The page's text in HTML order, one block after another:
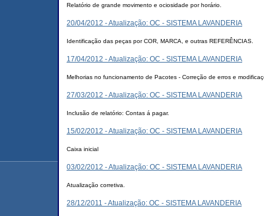
Relatório de grande movimento e ociosidade por horário.
20/04/2012 - Atualização: OC - SISTEMA LAVANDERIA
Identificação das peças por COR, MARCA, e outras REFERÊNCIAS.
17/04/2012 - Atualização: OC - SISTEMA LAVANDERIA
Melhorias no funcionamento de Pacotes - Correção de erros e
27/03/2012 - Atualização: OC - SISTEMA LAVANDERIA
Inclusão de relatório: Contas á pagar.
15/02/2012 - Atualização: OC - SISTEMA LAVANDERIA
Caixa inicial
03/02/2012 - Atualização: OC - SISTEMA LAVANDERIA
Atualização corretiva.
28/12/2011 - Atualização: OC - SISTEMA LAVANDERIA